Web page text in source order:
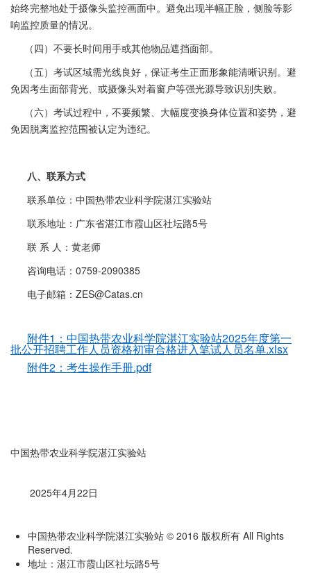
始终完整地处于摄像头监控画面中。避免出现半幅正脸，侧脸等影
响监控质量的情况。
（四）不要长时间用手或其他物品遮挡面部。
（五）考试区域需光线良好，保证考生正面形象能清晰识别。避
免因考生面部背光、或摄像头对着窗户等强光源导致识别失败。
（六）考试过程中，不要频繁、大幅度变换身体位置和姿势，避
免因脱离监控范围被认定为违纪。
八、联系方式
联系单位：中国热带农业科学院湛江实验站
联系地址：广东省湛江市霞山区社坛路5号
联 系 人：黄老师
咨询电话：0759-2090385
电子邮箱：ZES@Catas.cn
附件1：中国热带农业科学院湛江实验站2025年度第一
批公开招聘工作人员资格初审合格进入笔试人员名单.xlsx
附件2：考生操作手册.pdf
中国热带农业科学院湛江实验站
2025年4月22日
中国热带农业科学院湛江实验站 © 2016 版权所有 All Rights
Reserved.
地址：湛江市霞山区社坛路5号